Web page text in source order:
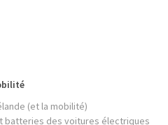
(et la mobilité)
batteries des voitures électriques